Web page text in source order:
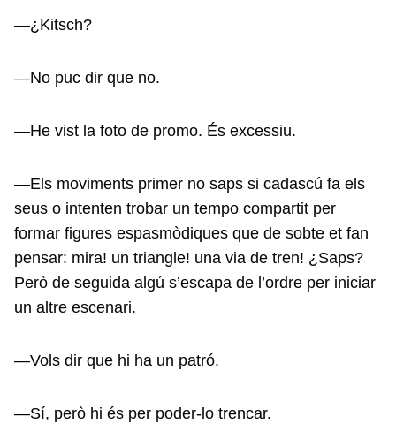
—¿Kitsch?
—No puc dir que no.
—He vist la foto de promo. És excessiu.
—Els moviments primer no saps si cadascú fa els
seus o intenten trobar un tempo compartit per
formar figures espasmòdiques que de sobte et fan
pensar: mira! un triangle! una via de tren! ¿Saps?
Però de seguida algú s’escapa de l’ordre per iniciar
un altre escenari.
—Vols dir que hi ha un patró.
—Sí, però hi és per poder-lo trencar.